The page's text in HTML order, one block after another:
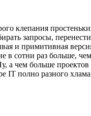
клепания
запросы,
и примитивная
в сотни раз
а чем больше
IT полно разного